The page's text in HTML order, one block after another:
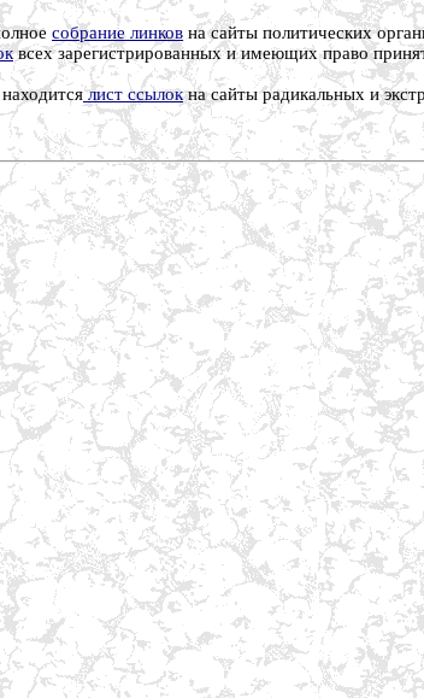
собрание линков на сайты политических
всех зарегистрированных и имеющих право
находитсялист ссылокна сайты радикальных и